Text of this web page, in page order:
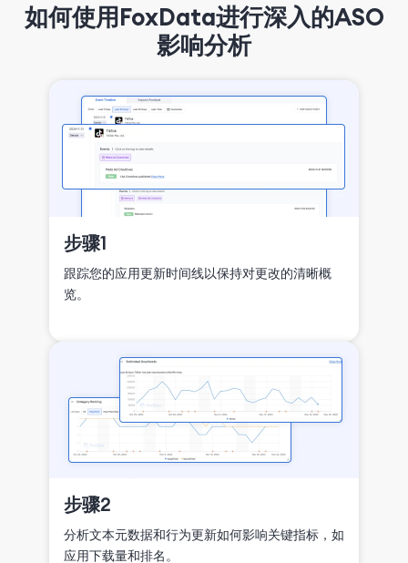
如何使用FoxData进行深入的ASO
影响分析
步骤1
跟踪您的应用更新时间线以保持对更改的清晰概
览。
步骤2
分析文本元数据和行为更新如何影响关键指标，如
应用下载量和排名。